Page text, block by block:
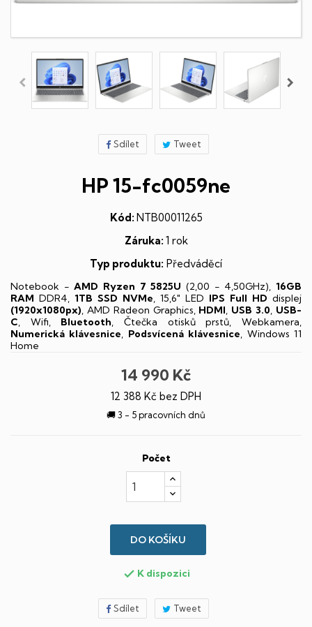
Sdílet Tweet
HP 15-fc0059ne
Kód: NTB00011265
Záruka: 1 rok
Typ produktu: Předváděcí
Notebook -AMD Ryzen 7 5825U(2,00 - 4,50GHz),16GB
RAM DDR4, 1TB SSD NVMe, 15,6" LED IPS Full HD displej
(1920x1080px), AMD Radeon Graphics, HDMI, USB 3.0, USB-
C, Wifi, Bluetooth, Čtečka otisků prstů, Webkamera,
Numerická klávesnice, Podsvícená klávesnice, Windows 11
Home
14 990 Kč
12 388 Kč bez DPH
🚚 3 - 5 pracovních dnů
Počet
DO KOŠÍKU
 K dispozici
Sdílet Tweet